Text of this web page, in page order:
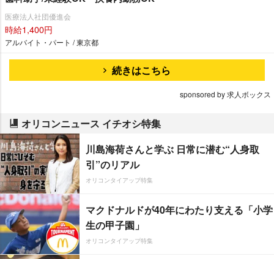
医療法人社団優進会
時給1,400円
アルバイト・パート / 東京都
続きはこちら
sponsored by 求人ボックス
オリコンニュース イチオシ特集
川島海荷さんと学ぶ 日常に潜む“人身取
引”のリアル
オリコンタイアップ特集
マクドナルドが40年にわたり支える「小学
生の甲子園」
オリコンタイアップ特集